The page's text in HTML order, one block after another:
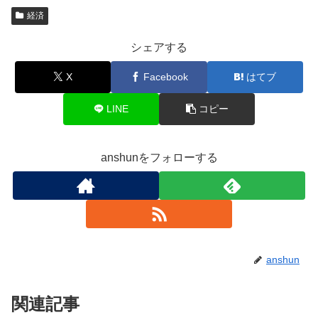
経済
シェアする
X Facebook はてブ
LINE コピー
anshunをフォローする
anshun
関連記事